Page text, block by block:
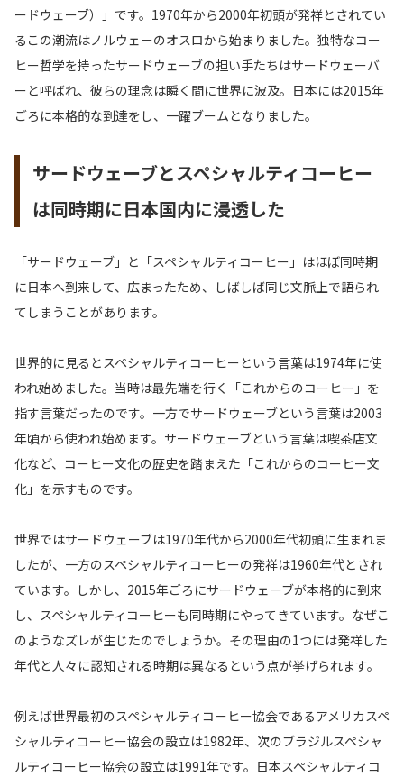
ードウェーブ）」です。1970年から2000年初頭が発祥とされてい
るこの潮流はノルウェーのオスロから始まりました。独特なコー
ヒー哲学を持ったサードウェーブの担い手たちはサードウェーバ
ーと呼ばれ、彼らの理念は瞬く間に世界に波及。日本には2015年
ごろに本格的な到達をし、一躍ブームとなりました。
サードウェーブとスペシャルティコーヒー
は同時期に日本国内に浸透した
「サードウェーブ」と「スペシャルティコーヒー」はほぼ同時期
に日本へ到来して、広まったため、しばしば同じ文脈上で語られ
てしまうことがあります。
世界的に見るとスペシャルティコーヒーという言葉は1974年に使
われ始めました。当時は最先端を行く「これからのコーヒー」を
指す言葉だったのです。一方でサードウェーブという言葉は2003
年頃から使われ始めます。サードウェーブという言葉は喫茶店文
化など、コーヒー文化の歴史を踏まえた「これからのコーヒー文
化」を示すものです。
世界ではサードウェーブは1970年代から2000年代初頭に生まれま
したが、一方のスペシャルティコーヒーの発祥は1960年代とされ
ています。しかし、2015年ごろにサードウェーブが本格的に到来
し、スペシャルティコーヒーも同時期にやってきています。なぜこ
のようなズレが生じたのでしょうか。その理由の1つには発祥した
年代と人々に認知される時期は異なるという点が挙げられます。
例えば世界最初のスペシャルティコーヒー協会であるアメリカスペ
シャルティコーヒー協会の設立は1982年、次のブラジルスペシャ
ルティコーヒー協会の設立は1991年です。日本スペシャルティコ